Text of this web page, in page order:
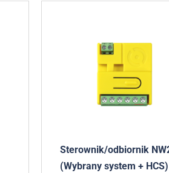
Sterownik/odbiornik
(Wybrany system + HCS)